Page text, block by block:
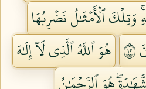
ٱلۡأَمۡثَٰلُ نَضۡرِبُهَا
هُوَ ٱللَّهُ ٱلَّذِي لَآ إِلَٰهَ
هُوَ ٱلرَّحۡمَٰنُ